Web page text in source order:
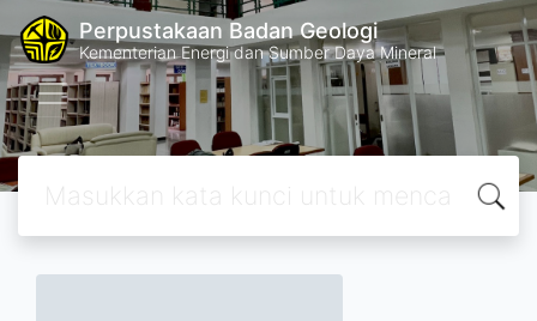
Perpustakaan Badan Geologi
Kementerian Energi dan Sumber Daya Mineral